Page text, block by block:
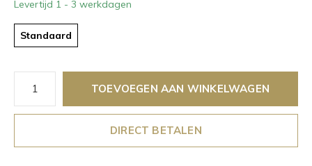
Levertijd 1 - 3 werkdagen
Standaard
TOEVOEGEN AAN WINKELWAGEN
DIRECT BETALEN